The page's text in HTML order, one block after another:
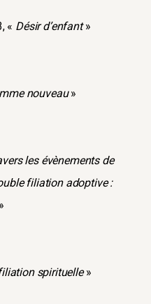
« Désir d’enfant»
nouveau»
les évènements de
filiation adoptive :
spirituelle»